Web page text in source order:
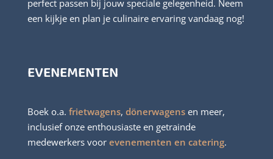
perfect passen bij jouw speciale gelegenheid. Neem
een kijkje en plan je culinaire ervaring vandaag nog!
EVENEMENTEN
Boek o.a. frietwagens, dönerwagensen meer,
inclusief onze enthousiaste en getrainde
medewerkers voor evenementen en catering.